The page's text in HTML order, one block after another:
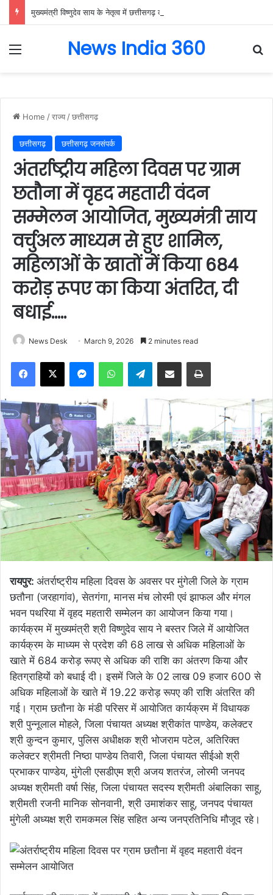
Menu News India 360
Home /राज्य /छत्तीसगढ़
छत्तीसगढ़ छत्तीसगढ़ जनसंपर्क
अंतर्राष्ट्रीय महिला दिवस पर ग्राम
छतौना में वृहद महतारी वंदन
सम्मेलन आयोजित, मुख्यमंत्री साय
वर्चुअल माध्यम से हुए शामिल,
महिलाओं के खातों में किया 684
करोड़ रूपए का किया अंतरित, दी
बधाई…..
News Desk March 9, 2026 2 minutes read
Facebook
X MessengerWhatsAppTelegramShare via Email Print
रायपुर: अंतर्राष्ट्रीय महिला दिवस के अवसर पर मुंगेली जिले के ग्राम
छतौना (जरहागांव), सेतगंगा, मानस मंच लोरमी एवं झाफल और मंगल
भवन पथरिया में वृहद महतारी सम्मेलन का आयोजन किया गया।
कार्यक्रम में मुख्यमंत्री श्री विष्णुदेव साय ने बस्तर जिले में आयोजित
कार्यक्रम के माध्यम से प्रदेश की 68 लाख से अधिक महिलाओं के
खाते में 684 करोड़ रूपए से अधिक की राशि का अंतरण किया और
हितग्राहियों को बधाई दी। इसमें जिले के 02 लाख 09 हजार 600 से
अधिक महिलाओं के खाते में 19.22 करोड़ रूपए की राशि अंतरित की
गई। ग्राम छतौना के मंडी परिसर में आयोजित कार्यक्रम में विधायक
श्री पुन्नूलाल मोहले, जिला पंचायत अध्यक्ष श्रीकांत पाण्डेय, कलेक्टर
श्री कुन्दन कुमार, पुलिस अधीक्षक श्री भोजराम पटेल, अतिरिक्त
कलेक्टर श्रीमती निष्ठा पाण्डेय तिवारी, जिला पंचायत सीईओ श्री
प्रभाकर पाण्डेय, मुंगेली एसडीएम श्री अजय शतरंज, लोरमी जनपद
अध्यक्ष श्रीमती वर्षा सिंह, जिला पंचायत सदस्य श्रीमती अंबालिका साहू,
श्रीमती रजनी मानिक सोनवानी, श्री उमाशंकर साहू, जनपद पंचायत
मुंगेली अध्यक्ष श्री रामकमल सिंह सहित अन्य जनप्रतिनिधि मौजूद रहे।